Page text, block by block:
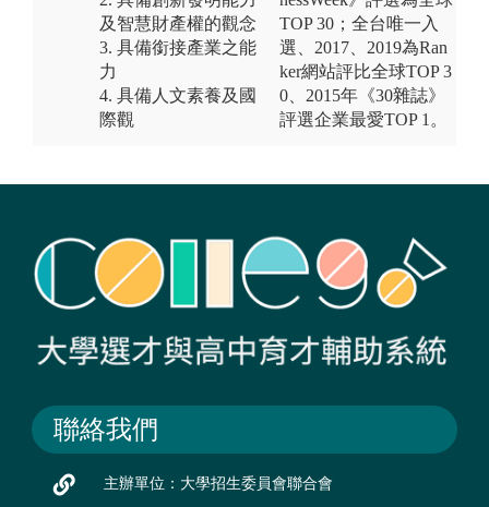
及智慧財產權的觀念
3. 具備銜接產業之能
力
4. 具備人文素養及國
際觀
TOP 30；全台唯一入
選、2017、2019為Ran
ker網站評比全球TOP 3
0、2015年《30雜誌》
評選企業最愛TOP 1。
聯絡我們
主辦單位：大學招生委員會聯合會